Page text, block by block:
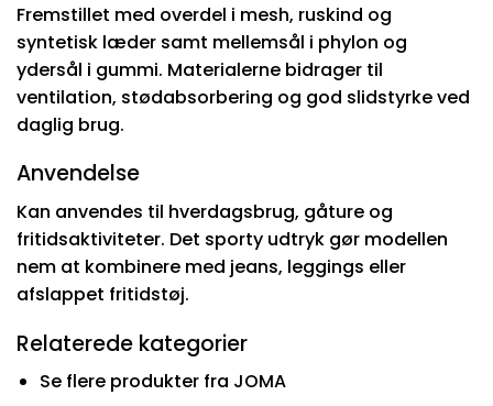
Fremstillet med overdel i mesh, ruskind og
syntetisk læder samt mellemsål i phylon og
ydersål i gummi. Materialerne bidrager til
ventilation, stødabsorbering og god slidstyrke ved
daglig brug.
Anvendelse
Kan anvendes til hverdagsbrug, gåture og
fritidsaktiviteter. Det sporty udtryk gør modellen
nem at kombinere med jeans, leggings eller
afslappet fritidstøj.
Relaterede kategorier
Se flere produkter fra JOMA